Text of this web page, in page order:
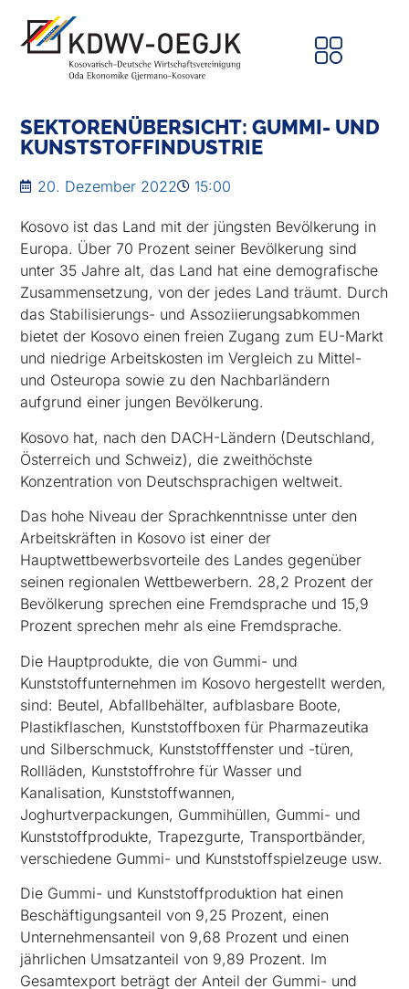
SEKTORENÜBERSICHT: GUMMI- UND
KUNSTSTOFFINDUSTRIE
20. Dezember 2022 15:00
Kosovo ist das Land mit der jüngsten Bevölkerung in
Europa. Über 70 Prozent seiner Bevölkerung sind
unter 35 Jahre alt, das Land hat eine demografische
Zusammensetzung, von der jedes Land träumt. Durch
das Stabilisierungs- und Assoziierungsabkommen
bietet der Kosovo einen freien Zugang zum EU-Markt
und niedrige Arbeitskosten im Vergleich zu Mittel-
und Osteuropa sowie zu den Nachbarländern
aufgrund einer jungen Bevölkerung.
Kosovo hat, nach den DACH-Ländern (Deutschland,
Österreich und Schweiz), die zweithöchste
Konzentration von Deutschsprachigen weltweit.
Das hohe Niveau der Sprachkenntnisse unter den
Arbeitskräften in Kosovo ist einer der
Hauptwettbewerbsvorteile des Landes gegenüber
seinen regionalen Wettbewerbern. 28,2 Prozent der
Bevölkerung sprechen eine Fremdsprache und 15,9
Prozent sprechen mehr als eine Fremdsprache.
Die Hauptprodukte, die von Gummi- und
Kunststoffunternehmen im Kosovo hergestellt werden,
sind: Beutel, Abfallbehälter, aufblasbare Boote,
Plastikflaschen, Kunststoffboxen für Pharmazeutika
und Silberschmuck, Kunststofffenster und -türen,
Rollläden, Kunststoffrohre für Wasser und
Kanalisation, Kunststoffwannen,
Joghurtverpackungen, Gummihüllen, Gummi- und
Kunststoffprodukte, Trapezgurte, Transportbänder,
verschiedene Gummi- und Kunststoffspielzeuge usw.
Die Gummi- und Kunststoffproduktion hat einen
Beschäftigungsanteil von 9,25 Prozent, einen
Unternehmensanteil von 9,68 Prozent und einen
jährlichen Umsatzanteil von 9,89 Prozent. Im
Gesamtexport beträgt der Anteil der Gummi- und